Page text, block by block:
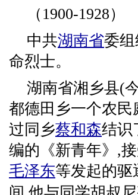
（1900-1928）
中共湖南省委
命烈士。
湖南省湘乡县(
都德田乡一个农民
过同乡蔡和森结识
编的《新青年》,
毛泽东等发起的驱